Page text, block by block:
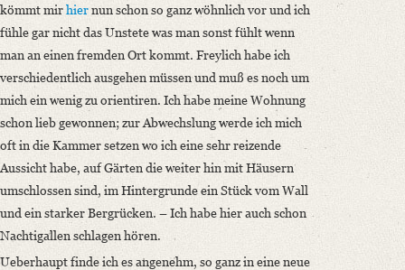
kömmt mirhiernun schon so ganz wöhnlich vor und ich
fühle gar nicht das Unstete was man sonst fühlt wenn
man an einen fremden Ort kommt. Freylich habe ich
verschiedentlich ausgehen müssen und muß es noch um
mich ein wenig zu orientiren. Ich habe meine Wohnung
schon lieb gewonnen; zur Abwechslung werde ich mich
oft in die Kammer setzen wo ich eine sehr reizende
Aussicht habe, auf Gärten die weiter hin mit Häusern
umschlossen sind, im Hintergrunde ein Stück vom Wall
und ein starker Bergrücken. – Ich habe hier auch schon
Nachtigallen schlagen hören.
Ueberhaupt finde ich es angenehm, so ganz in eine neue